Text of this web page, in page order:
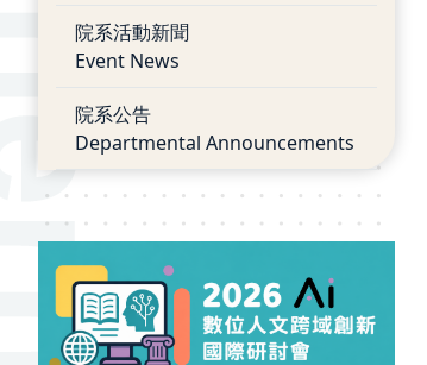
院系活動新聞
Event News
院系公告
Departmental Announcements